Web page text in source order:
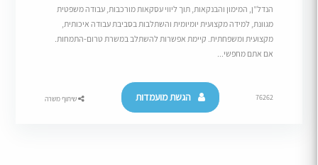
הנדל”ן, המימון והבנקאות, תוך ליווי עסקאות מורכבות, עבודה משפטית
מגוונת, למידה מקצועית יומיומית והשתלבות בסביבת עבודה איכותית,
מקצועית ומשפחתית. קיימת אפשרות להשתלב במשרת טרום-התמחות.
אם אתם מחפשי...
76262 הגשת מועמדות שיתוף משרה